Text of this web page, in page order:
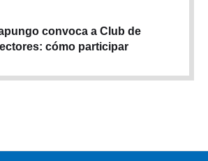
convoca a Club de
cómo participar